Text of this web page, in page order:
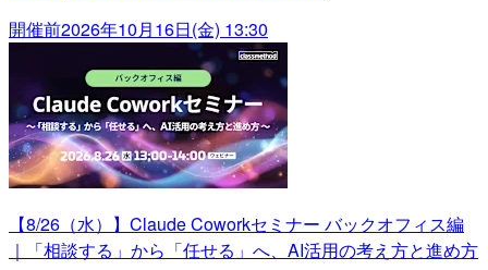
開催前2026年10月16日(金) 13:30
【8/26（水）】Claude Coworkセミナー バックオフィス編
｜「相談する」から「任せる」へ、AI活用の考え方と進め方